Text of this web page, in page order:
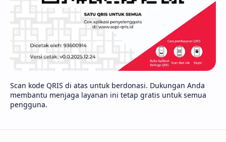
Scan kode QRIS di atas untuk berdonasi. Dukungan Anda
membantu menjaga layanan ini tetap gratis untuk semua
pengguna.